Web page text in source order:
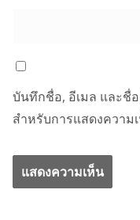
บันทึกชื่อ, อีเมล และชื่
สำหรับการแสดงความ